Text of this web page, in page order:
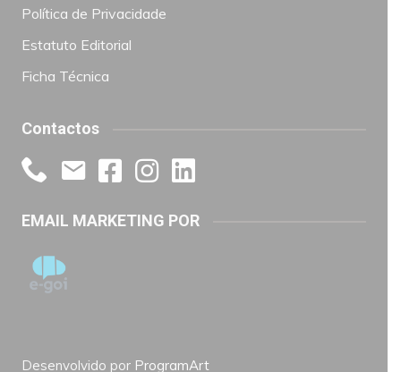
Política de Privacidade
Estatuto Editorial
Ficha Técnica
Contactos
EMAIL MARKETING POR
Desenvolvido por ProgramArt